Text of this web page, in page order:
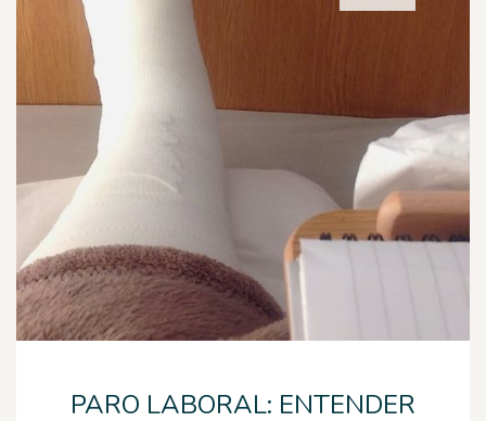
PARO LABORAL: ENTENDER